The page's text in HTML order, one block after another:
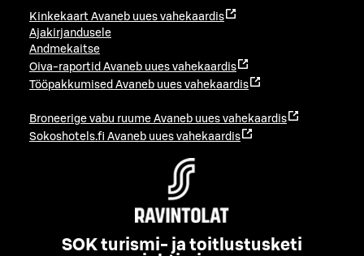
Kinkekaart Avaneb uues vahekaardis
Ajakirjandusele
Andmekaitse
Oiva-raportid Avaneb uues vahekaardis
Tööpakkumised Avaneb uues vahekaardis
Broneerige vabu ruume Avaneb uues vahekaardis
Sokoshotels.fi Avaneb uues vahekaardis
SOK turismi- ja toitlustusketi